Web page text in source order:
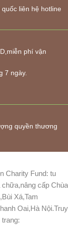
liên hệ hotline
phí vận
7 ngày.
quyền thương
Charity Fund: tu
cấp Chùa
Xá,Tam
Oai,Hà Nội.Truy